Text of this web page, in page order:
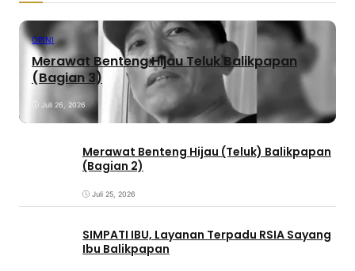
OPINI
Merawat Benteng Hijau Teluk Balikpapan
(Bagian 3)
Juli 26, 2026
Merawat Benteng Hijau (Teluk) Balikpapan
(Bagian 2)
Juli 25, 2026
SIMPATI IBU, Layanan Terpadu RSIA Sayang
Ibu Balikpapan